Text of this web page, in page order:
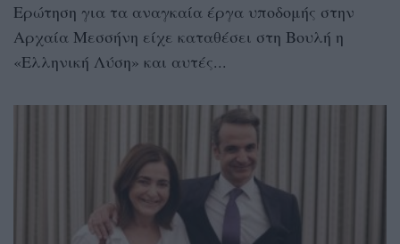
Ερώτηση για τα αναγκαία έργα υποδομής στην
Αρχαία Μεσσήνη είχε καταθέσει στη Βουλή η
«Ελληνική Λύση» και αυτές...